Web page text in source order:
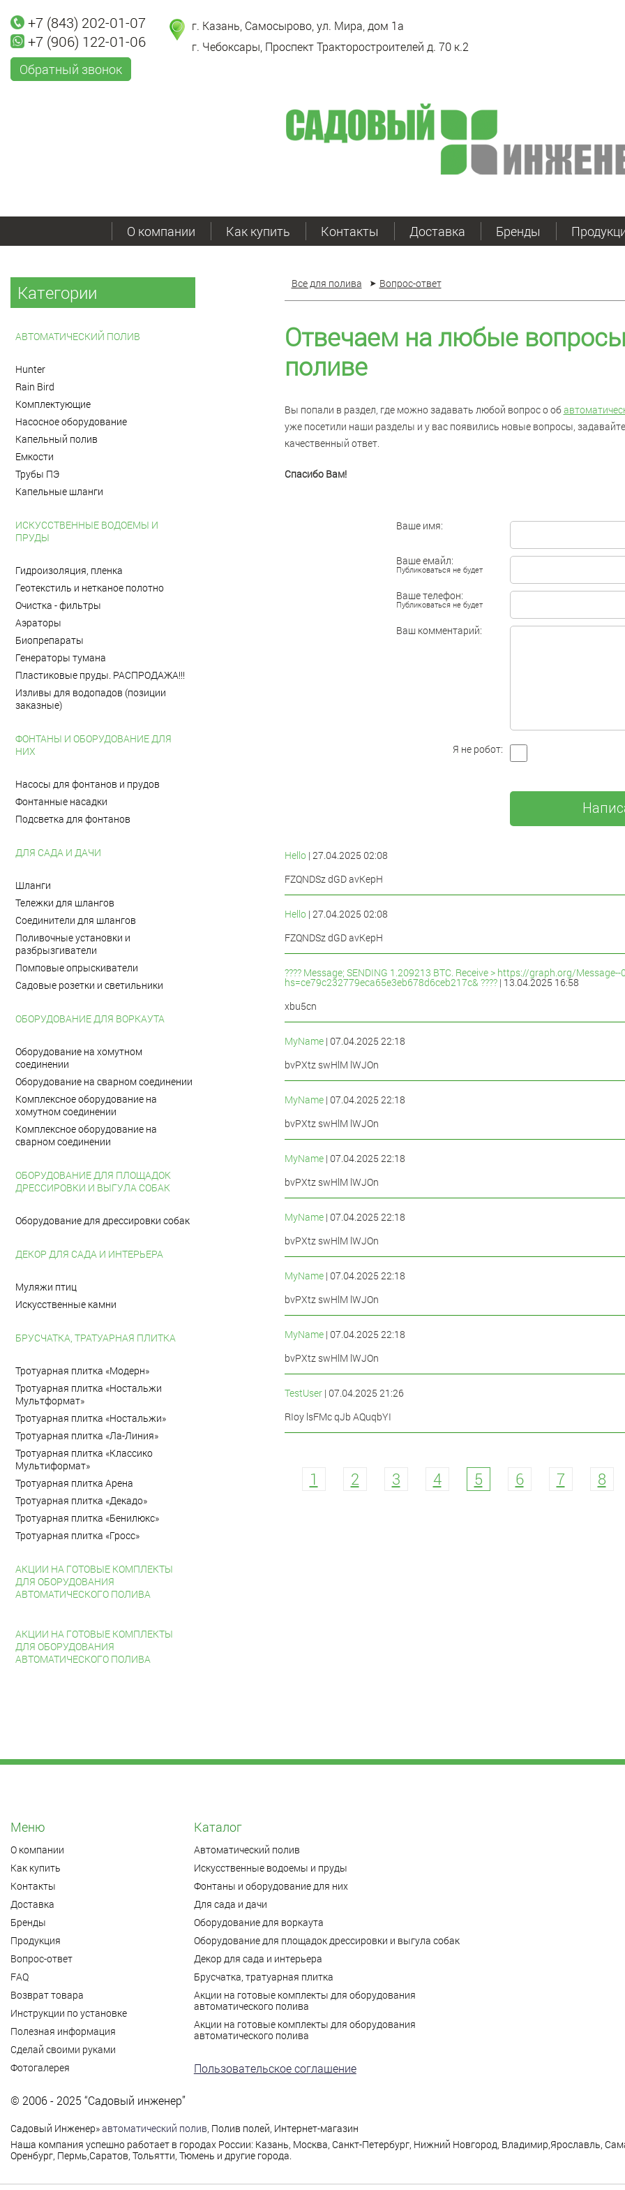
+7 (843) 202-01-07
+7 (906) 122-01-06
Обратный звонок
г. Казань, Самосырово, ул. Мира, дом 1а
г. Чебоксары, Проспект Тракторостроителей д. 70 к.2
О компании Как купить Контакты Доставка Бренды
Категории
АВТОМАТИЧЕСКИЙ ПОЛИВ
Hunter
Rain Bird
Комплектующие
Насосное оборудование
Капельный полив
Емкости
Трубы ПЭ
Капельные шланги
ИСКУССТВЕННЫЕ ВОДОЕМЫ И
ПРУДЫ
Гидроизоляция, пленка
Геотекстиль и нетканое полотно
Очистка - фильтры
Аэраторы
Биопрепараты
Генераторы тумана
Пластиковые пруды. РАСПРОДАЖА!!!
Изливы для водопадов (позиции
заказные)
ФОНТАНЫ И ОБОРУДОВАНИЕ ДЛЯ
НИХ
Насосы для фонтанов и прудов
Фонтанные насадки
Подсветка для фонтанов
ДЛЯ САДА И ДАЧИ
Шланги
Тележки для шлангов
Соединители для шлангов
Поливочные установки и
разбрызгиватели
Помповые опрыскиватели
Садовые розетки и светильники
ОБОРУДОВАНИЕ ДЛЯ ВОРКАУТА
Оборудование на хомутном
соединении
Оборудование на сварном соединении
Комплексное оборудование на
хомутном соединении
Комплексное оборудование на
сварном соединении
ОБОРУДОВАНИЕ ДЛЯ ПЛОЩАДОК
ДРЕССИРОВКИ И ВЫГУЛА СОБАК
Оборудование для дрессировки собак
ДЕКОР ДЛЯ САДА И ИНТЕРЬЕРА
Муляжи птиц
Искусственные камни
БРУСЧАТКА, ТРАТУАРНАЯ ПЛИТКА
Тротуарная плитка «Модерн»
Тротуарная плитка «Ностальжи
Мультформат»
Тротуарная плитка «Ностальжи»
Тротуарная плитка «Ла-Линия»
Тротуарная плитка «Классико
Мультиформат»
Тротуарная плитка Арена
Тротуарная плитка «Декадо»
Тротуарная плитка «Бенилюкс»
Тротуарная плитка «Гросс»
АКЦИИ НА ГОТОВЫЕ КОМПЛЕКТЫ
ДЛЯ ОБОРУДОВАНИЯ
АВТОМАТИЧЕСКОГО ПОЛИВА
АКЦИИ НА ГОТОВЫЕ КОМПЛЕКТЫ
ДЛЯ ОБОРУДОВАНИЯ
АВТОМАТИЧЕСКОГО ПОЛИВА
Все для полива Вопрос-ответ
Отвечаем на любые
поливе
Вы попали в раздел, где можно задавать любой вопрос о об
уже посетили наши разделы и у вас появились новые вопросы,
качественный ответ.
Спасибо Вам!
Ваше имя:
Ваше емайл:
Публиковаться не будет
Ваше телефон:
Публиковаться не будет
Ваш комментарий:
Я не робот:
Hello | 27.04.2025 02:08
FZQNDSz dGD avKepH
Hello | 27.04.2025 02:08
FZQNDSz dGD avKepH
???? Message; SENDING 1.209213 BTC. Receive > https://graph.org/
hs=ce79c232779eca65e3eb678d6ceb217c& ????| 13.04.2025 16:58
xbu5cn
MyName| 07.04.2025 22:18
bvPXtz swHlM lWJOn
MyName| 07.04.2025 22:18
bvPXtz swHlM lWJOn
MyName| 07.04.2025 22:18
bvPXtz swHlM lWJOn
MyName| 07.04.2025 22:18
bvPXtz swHlM lWJOn
MyName| 07.04.2025 22:18
bvPXtz swHlM lWJOn
MyName| 07.04.2025 22:18
bvPXtz swHlM lWJOn
TestUser| 07.04.2025 21:26
RIoy lsFMc qJb AQuqbYI
1 2 3 4 5 6 7 8
Меню
О компании
Как купить
Контакты
Доставка
Бренды
Продукция
Вопрос-ответ
FAQ
Возврат товара
Инструкции по установке
Полезная информация
Сделай своими руками
Фотогалерея
© 2006 - 2025 “Садовый инженер”
Каталог
Автоматический полив
Искусственные водоемы и пруды
Фонтаны и оборудование для них
Для сада и дачи
Оборудование для воркаута
Оборудование для площадок дрессировки и выгула собак
Декор для сада и интерьера
Брусчатка, тратуарная плитка
Акции на готовые комплекты для оборудования
автоматического полива
Акции на готовые комплекты для оборудования
автоматического полива
Пользовательское соглашение
Садовый Инженер»автоматический полив, Полив полей, Интернет-магазин
Наша компания успешно работает в городах России: Казань, Москва, Санкт-Петербург, Нижний Новгород, Владимир,Ярославль,
Оренбург, Пермь,Саратов, Тольятти, Тюмень и другие города.